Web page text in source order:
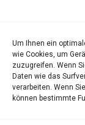
Um Ihnen ein
wie Cookies, um
zuzugreifen. Wenn
Daten wie das
verarbeiten. Wenn
können bestimmte